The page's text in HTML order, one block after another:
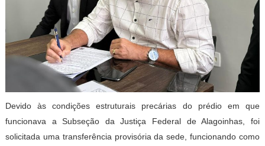
Devido às condições estruturais precárias do prédio em que
funcionava a Subseção da Justiça Federal de Alagoinhas, foi
solicitada uma transferência provisória da sede, funcionando como